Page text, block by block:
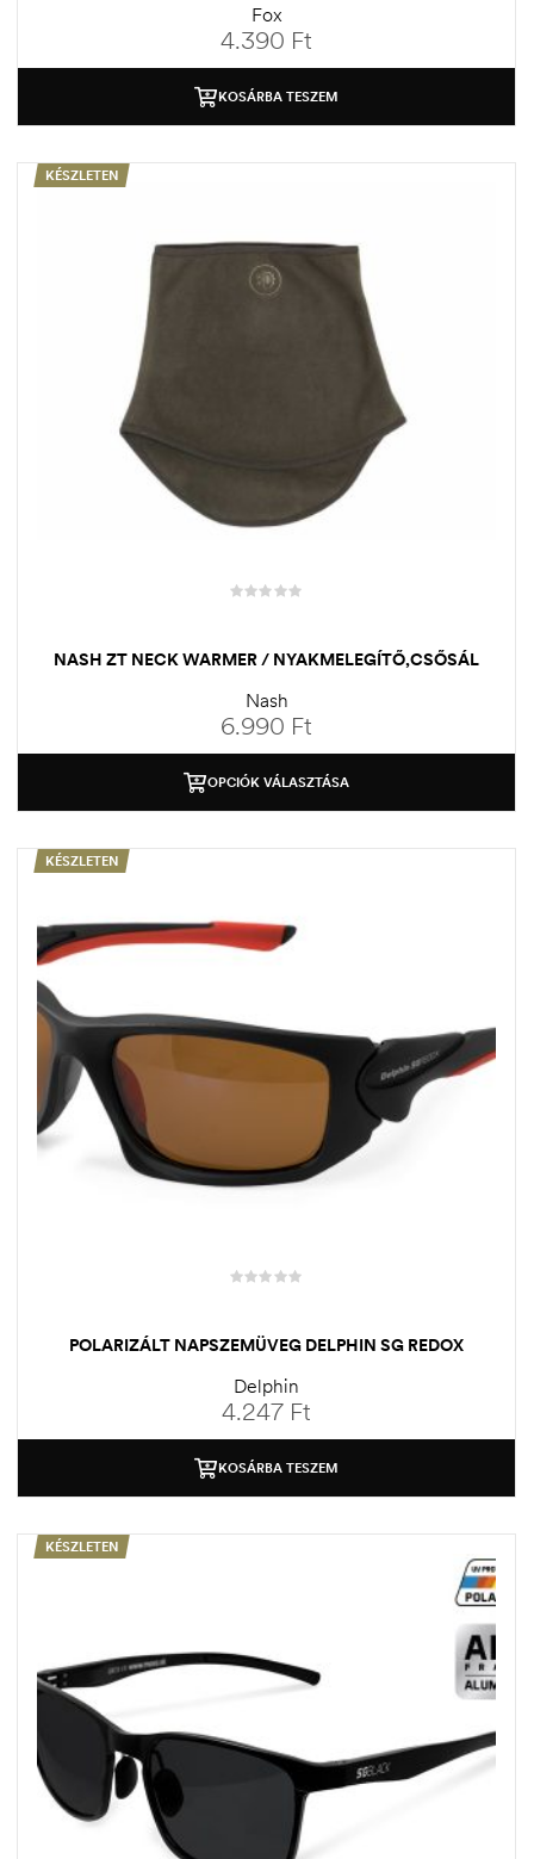
Fox
4.390 Ft
KOSÁRBA TESZEM
KÉSZLETEN
NASH ZT NECK WARMER / NYAKMELEGÍTŐ,CSŐSÁL
Nash
6.990 Ft
OPCIÓK VÁLASZTÁSA
KÉSZLETEN
POLARIZÁLT NAPSZEMÜVEG DELPHIN SG REDOX
Delphin
4.247 Ft
KOSÁRBA TESZEM
KÉSZLETEN